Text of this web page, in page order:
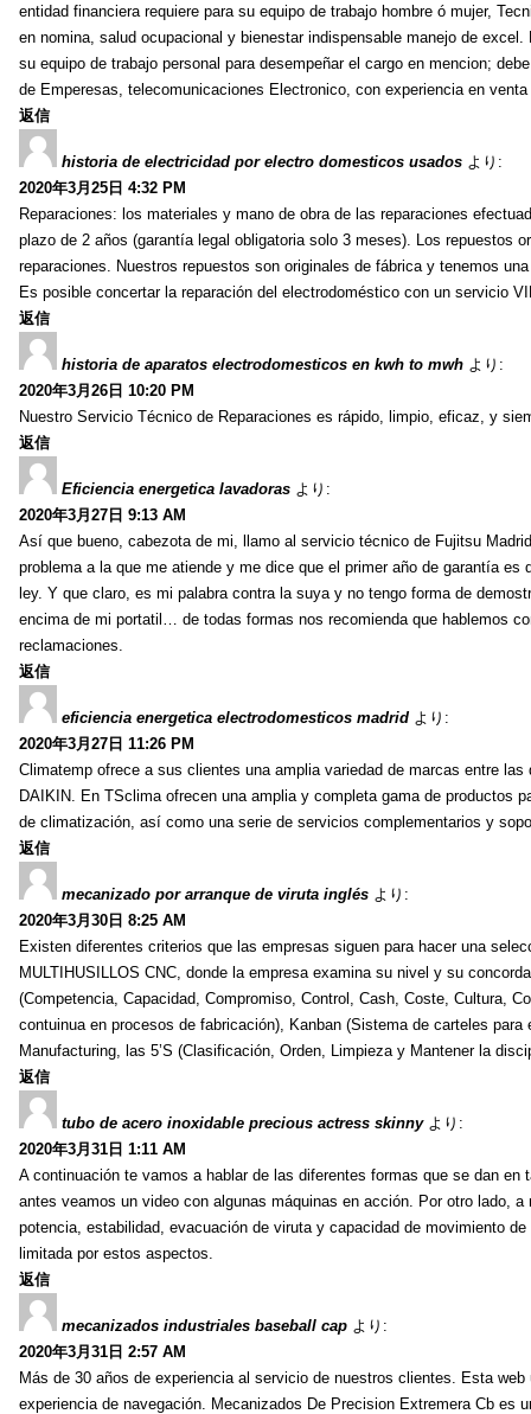
entidad financiera requiere para su equipo de trabajo hombre ó mujer,
en nomina, salud ocupacional y bienestar indispensable manejo de
su equipo de trabajo personal para desempeñar el cargo en mencion;
de Emperesas, telecomunicaciones Electronico, con experiencia en
返信
historia de electricidad por electro domesticos usados より:
2020年3月25日 4:32 PM
Reparaciones: los materiales y mano de obra de las reparaciones
plazo de 2 años (garantía legal obligatoria solo 3 meses). Los repuestos
reparaciones. Nuestros repuestos son originales de fábrica y tenemos
Es posible concertar la reparación del electrodoméstico con un servicio
返信
historia de aparatos electrodomesticos en kwh to mwh より:
2020年3月26日 10:20 PM
Nuestro Servicio Técnico de Reparaciones es rápido, limpio, eficaz, y
返信
Eficiencia energetica lavadoras より:
2020年3月27日 9:13 AM
Así que bueno, cabezota de mi, llamo al servicio técnico de Fujitsu
problema a la que me atiende y me dice que el primer año de garantía
ley. Y que claro, es mi palabra contra la suya y no tengo forma de
encima de mi portatil… de todas formas nos recomienda que hablemos
reclamaciones.
返信
eficiencia energetica electrodomesticos madrid より:
2020年3月27日 11:26 PM
Climatemp ofrece a sus clientes una amplia variedad de marcas entre
DAIKIN. En TSclima ofrecen una amplia y completa gama de productos
de climatización, así como una serie de servicios complementarios y
返信
mecanizado por arranque de viruta inglés より:
2020年3月30日 8:25 AM
Existen diferentes criterios que las empresas siguen para hacer una
MULTIHUSILLOS CNC, donde la empresa examina su nivel y su
(Competencia, Capacidad, Compromiso, Control, Cash, Coste, Cultura,
contuinua en procesos de fabricación), Kanban (Sistema de carteles
Manufacturing, las 5’S (Clasificación, Orden, Limpieza y Mantener la
返信
tubo de acero inoxidable precious actress skinny より:
2020年3月31日 1:11 AM
A continuación te vamos a hablar de las diferentes formas que se dan
antes veamos un video con algunas máquinas en acción. Por otro lado,
potencia, estabilidad, evacuación de viruta y capacidad de movimiento
limitada por estos aspectos.
返信
mecanizados industriales baseball cap より:
2020年3月31日 2:57 AM
Más de 30 años de experiencia al servicio de nuestros clientes. Esta
experiencia de navegación. Mecanizados De Precision Extremera Cb es